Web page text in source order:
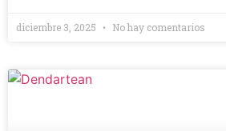
diciembre 3, 2025 No hay comentarios